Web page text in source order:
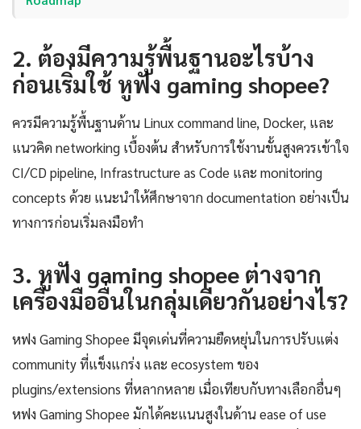
2. ต้องมีความรู้พื้นฐานอะไรบ้าง
ก่อนเริ่มใช้ หูฟัง gaming shopee?
ควรมีความรู้พื้นฐานด้าน Linux command line, Docker, และ
แนวคิด networking เบื้องต้น สำหรับการใช้งานขั้นสูงควรเข้าใจ
CI/CD pipeline, Infrastructure as Code และ monitoring
concepts ด้วย แนะนำให้ศึกษาจาก documentation อย่างเป็น
ทางการก่อนเริ่มลงมือทำ
3. หูฟัง gaming shopee ต่างจาก
เครื่องมืออื่นในกลุ่มเดียวกันอย่างไร?
หฟง Gaming Shopee มีจุดเด่นที่ความยืดหยุ่นในการปรับแต่ง
community ที่แข็งแกร่ง และ ecosystem ของ
plugins/extensions ที่หลากหลาย เมื่อเทียบกับทางเลือกอื่นๆ
หฟง Gaming Shopee มักได้คะแนนสูงในด้าน ease of use